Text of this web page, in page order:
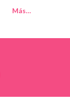
Más…